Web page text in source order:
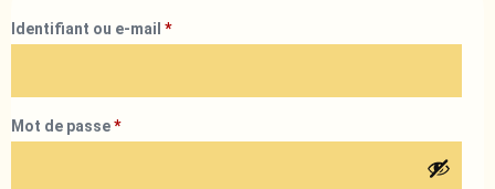
Identifiant ou e-mail *
Mot de passe*